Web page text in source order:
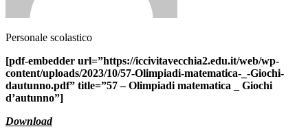
Personale scolastico
[pdf-embedder url=”https://iccivitavecchia2.edu.it/web/wp-
content/uploads/2023/10/57-Olimpiadi-matematica-_-Giochi-
dautunno.pdf” title=”57 – Olimpiadi matematica _ Giochi
d’autunno”]
Download